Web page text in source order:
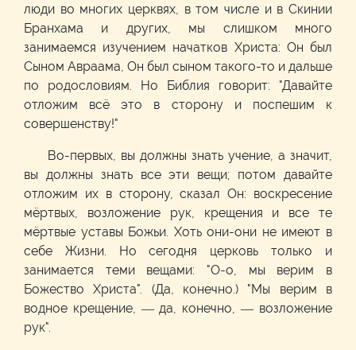
люди во многих церквях, в том числе и в Скинии
Бранхама и других, мы слишком много
занимаемся изучением начатков Христа: Он был
Сыном Авраама, Он был сыном такого-то и дальше
по родословиям. Но Библия говорит: "Давайте
отложим всё это в сторону и поспешим к
совершенству!"
Во-первых, вы должны знать учение, а значит,
вы должны знать все эти вещи; потом давайте
отложим их в сторону, сказал Он: воскресение
мёртвых, возложение рук, крещения и все те
мёртвые уставы Божьи. Хоть они-они не имеют в
себе Жизни. Но сегодня церковь только и
занимается теми вещами: "О-о, мы верим в
Божество Христа". (Да, конечно.) "Мы верим в
водное крещение, — да, конечно, — возложение
рук".